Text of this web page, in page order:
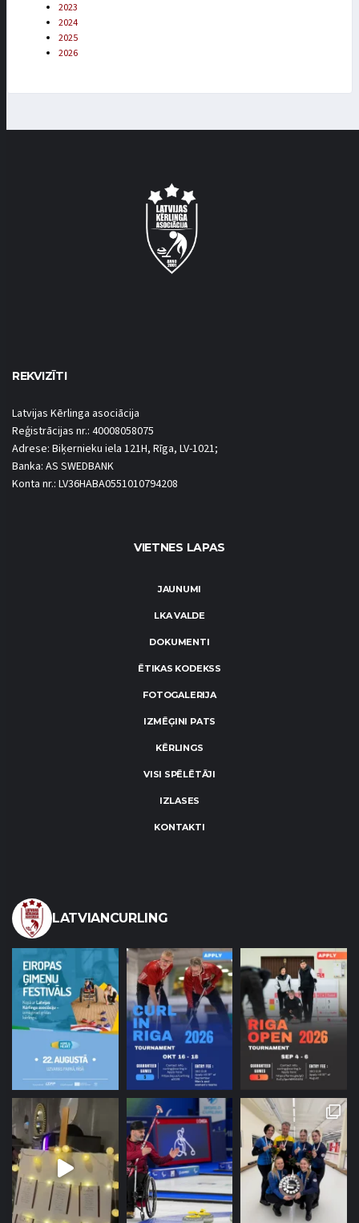
2023
2024
2025
2026
REKVIZĪTI
Latvijas Kērlinga asociācija
Reģistrācijas nr.: 40008058075
Adrese: Biķernieku iela 121H, Rīga, LV-1021;
Banka: AS SWEDBANK
Konta nr.: LV36HABA0551010794208
VIETNES LAPAS
JAUNUMI
LKA VALDE
DOKUMENTI
ĒTIKAS KODEKSS
FOTOGALERIJA
IZMĒĢINI PATS
KĒRLINGS
VISI SPĒLĒTĀJI
IZLASES
KONTAKTI
LATVIANCURLING